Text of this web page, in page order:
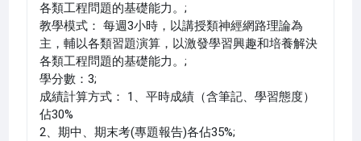
各類工程問題的基礎能力。;
教學模式： 每週3小時，以講授類神經網路理論為
主，輔以各類習題演算，以激發學習興趣和培養解決
各類工程問題的基礎能力。;
學分數：3;
成績計算方式： 1、平時成績（含筆記、學習態度）
佔30%
2、期中、期末考(專題報告)各佔35%;